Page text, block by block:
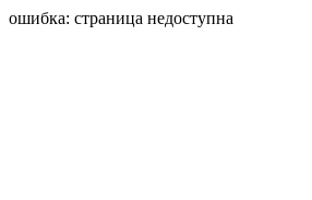
ошибка: страница недоступна